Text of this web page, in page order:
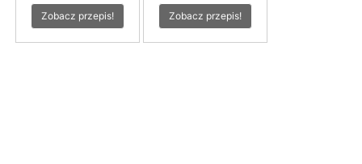
Zobacz przepis! Zobacz przepis!